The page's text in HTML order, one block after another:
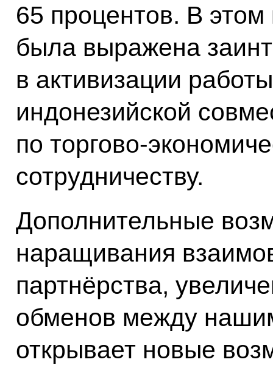
65 процентов. В этом
была выражена
в активизации
индонезийской
по торгово-
сотрудничеству.
Дополнительные
наращивания
партнёрства,
обменов между
открывает новые